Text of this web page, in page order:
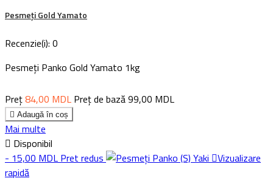
Pesmeți Gold Yamato
Recenzie(i): 0
Pesmeți Panko Gold Yamato 1kg
Preț84,00 MDL Preț de bază99,00 MDL
 Adaugă în coș
Mai multe
 Disponibil
- 15,00 MDL Pret redus Vizualizare
rapidă